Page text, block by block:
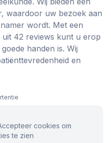
waardoor uw bezoek aan
wordt. Met een
42 reviews kunt u erop
handen is. Wij
en
cookies om
te zien